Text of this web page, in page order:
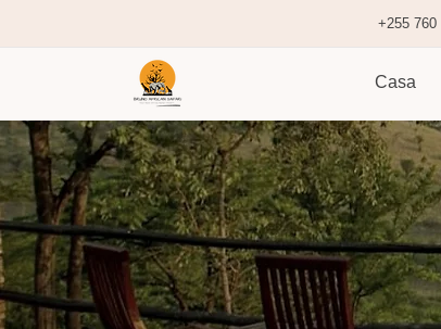
+255 760
Casa